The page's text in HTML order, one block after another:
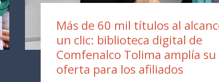
Más de 60 mil títulos al
un clic: biblioteca digital de
Comfenalco Tolima amplía su
oferta para los afiliados